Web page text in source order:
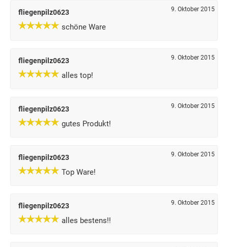
fliegenpilz0623 9. Oktober 2015
schöne Ware
fliegenpilz0623 9. Oktober 2015
alles top!
fliegenpilz0623 9. Oktober 2015
gutes Produkt!
fliegenpilz0623 9. Oktober 2015
Top Ware!
fliegenpilz0623 9. Oktober 2015
alles bestens!!